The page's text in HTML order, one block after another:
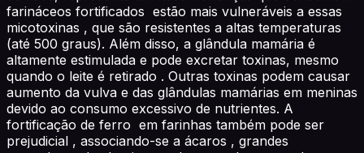
farináceos fortificados estão mais vulneráveis a essas
micotoxinas , que são resistentes a altas temperaturas
(até 500 graus). Além disso, a glândula mamária é
altamente estimulada e pode excretar toxinas, mesmo
quando o leite é retirado . Outras toxinas podem causar
aumento da vulva e das glândulas mamárias em meninas
devido ao consumo excessivo de nutrientes. A
fortificação de ferro em farinhas também pode ser
prejudicial , associando-se a ácaros , grandes